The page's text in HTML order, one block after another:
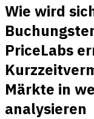
Wie wird
PriceLabs
Märkte in
analysieren